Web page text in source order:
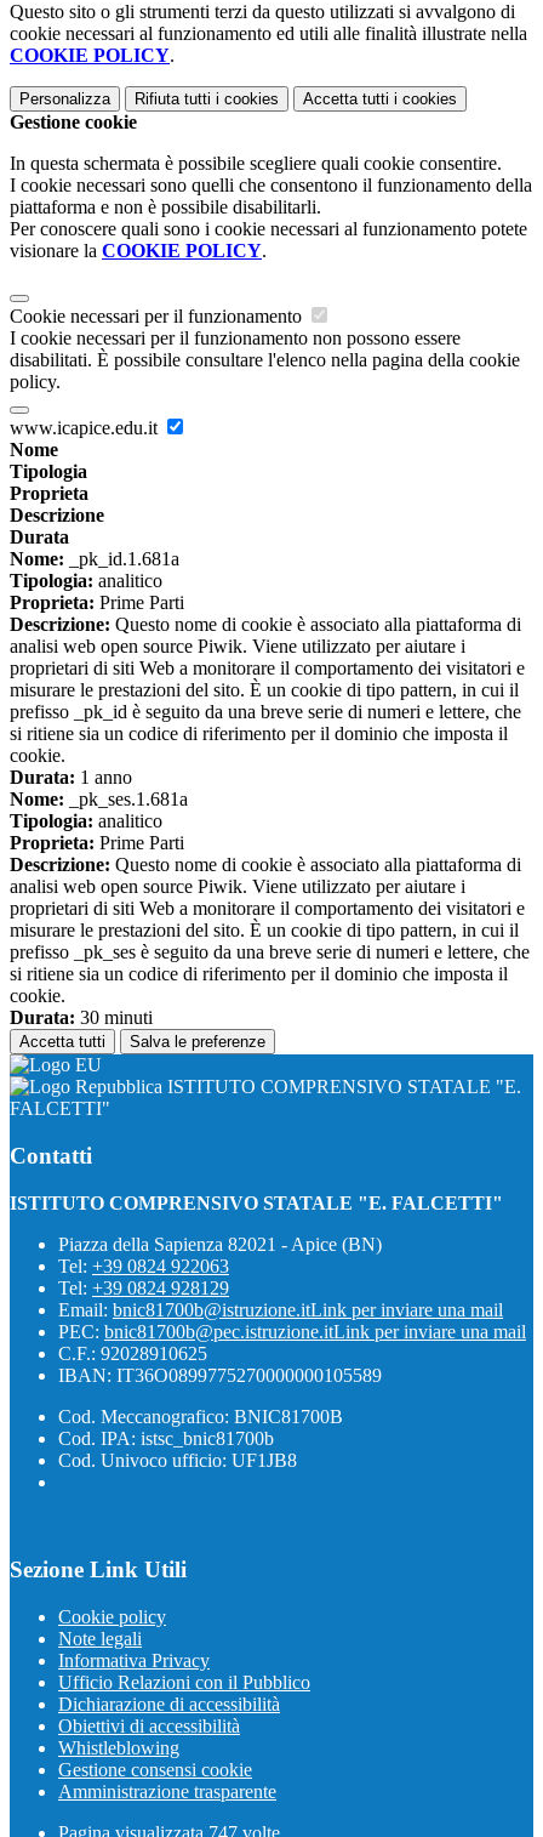
Questo sito o gli strumenti terzi da questo utilizzati si avvalgono di
cookie necessari al funzionamento ed utili alle finalità illustrate nella
COOKIE POLICY.
Personalizza Rifiuta tutti i cookies Accetta tutti i cookies
Gestione cookie
In questa schermata è possibile scegliere quali cookie consentire.
I cookie necessari sono quelli che consentono il funzionamento della
piattaforma e non è possibile disabilitarli.
Per conoscere quali sono i cookie necessari al funzionamento potete
visionare la COOKIE POLICY.
Cookie necessari per il funzionamento
I cookie necessari per il funzionamento non possono essere
disabilitati. È possibile consultare l'elenco nella pagina della cookie
policy.
www.icapice.edu.it
Nome
Tipologia
Proprieta
Descrizione
Durata
Nome: _pk_id.1.681a
Tipologia: analitico
Proprieta: Prime Parti
Descrizione: Questo nome di cookie è associato alla piattaforma di
analisi web open source Piwik. Viene utilizzato per aiutare i
proprietari di siti Web a monitorare il comportamento dei visitatori e
misurare le prestazioni del sito. È un cookie di tipo pattern, in cui il
prefisso _pk_id è seguito da una breve serie di numeri e lettere, che
si ritiene sia un codice di riferimento per il dominio che imposta il
cookie.
Durata: 1 anno
Nome: _pk_ses.1.681a
Tipologia: analitico
Proprieta: Prime Parti
Descrizione: Questo nome di cookie è associato alla piattaforma di
analisi web open source Piwik. Viene utilizzato per aiutare i
proprietari di siti Web a monitorare il comportamento dei visitatori e
misurare le prestazioni del sito. È un cookie di tipo pattern, in cui il
prefisso _pk_ses è seguito da una breve serie di numeri e lettere, che
si ritiene sia un codice di riferimento per il dominio che imposta il
cookie.
Durata: 30 minuti
Accetta tutti Salva le preferenze
ISTITUTO COMPRENSIVO STATALE "E.
FALCETTI"
Contatti
ISTITUTO COMPRENSIVO STATALE "E. FALCETTI"
Piazza della Sapienza 82021 - Apice (BN)
Tel: +39 0824 922063
Tel: +39 0824 928129
Email: bnic81700b@istruzione.itLink per inviare una mail
PEC: bnic81700b@pec.istruzione.itLink per inviare una mail
C.F.: 92028910625
IBAN: IT36O0899775270000000105589
Cod. Meccanografico: BNIC81700B
Cod. IPA: istsc_bnic81700b
Cod. Univoco ufficio: UF1JB8
Sezione Link Utili
Cookie policy
Note legali
Informativa Privacy
Ufficio Relazioni con il Pubblico
Dichiarazione di accessibilità
Obiettivi di accessibilità
Whistleblowing
Gestione consensi cookie
Amministrazione trasparente
Pagina visualizzata 747 volte